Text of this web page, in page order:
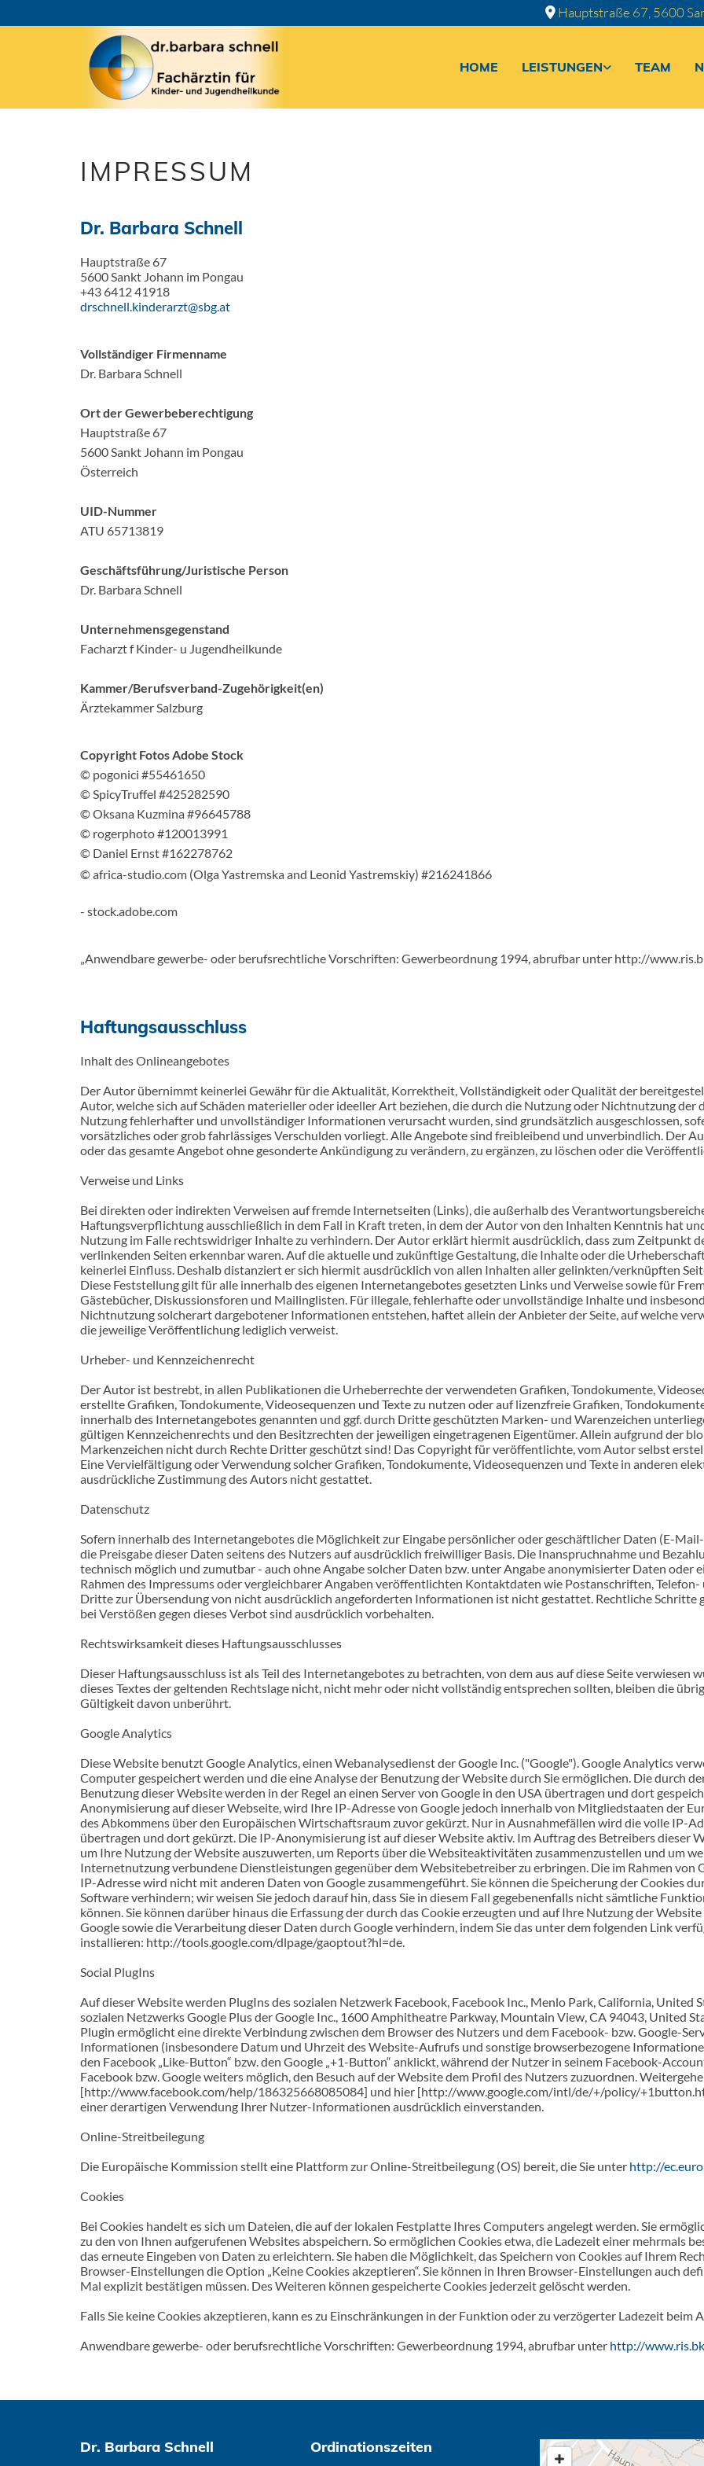
 Hauptstraße 67, 5600
HOME LEISTUNGEN TEAM
IMPRESSUM
Dr. Barbara Schnell
Hauptstraße 67
5600 Sankt Johann im Pongau
+43 6412 41918
drschnell.kinderarzt@sbg.at
Vollständiger Firmenname
Dr. Barbara Schnell
Ort der Gewerbeberechtigung
Hauptstraße 67
5600 Sankt Johann im Pongau
Österreich
UID-Nummer
ATU 65713819
Geschäftsführung/Juristische Person
Dr. Barbara Schnell
Unternehmensgegenstand
Facharzt f Kinder- u Jugendheilkunde
Kammer/Berufsverband-Zugehörigkeit(en)
Ärztekammer Salzburg
Copyright Fotos Adobe Stock
© pogonici #55461650
© SpicyTruffel #425282590
© Oksana Kuzmina #96645788
© rogerphoto #120013991
© Daniel Ernst #162278762
© africa-studio.com (Olga Yastremska and Leonid Yastremskiy) #216241866
- stock.adobe.com
„Anwendbare gewerbe- oder berufsrechtliche Vorschriften: Gewerbeordnung 1994, abrufbar unter http://
Haftungsausschluss
Inhalt des Onlineangebotes
Der Autor übernimmt keinerlei Gewähr für die Aktualität, Korrektheit, Vollständigkeit oder Qualität der
Autor, welche sich auf Schäden materieller oder ideeller Art beziehen, die durch die Nutzung oder Nichtnutzung
Nutzung fehlerhafter und unvollständiger Informationen verursacht wurden, sind grundsätzlich ausgeschlossen,
vorsätzliches oder grob fahrlässiges Verschulden vorliegt. Alle Angebote sind freibleibend und unverbindlich. Der
oder das gesamte Angebot ohne gesonderte Ankündigung zu verändern, zu ergänzen, zu löschen oder die
Verweise und Links
Bei direkten oder indirekten Verweisen auf fremde Internetseiten (Links), die außerhalb des
Haftungsverpflichtung ausschließlich in dem Fall in Kraft treten, in dem der Autor von den Inhalten Kenntnis hat
Nutzung im Falle rechtswidriger Inhalte zu verhindern. Der Autor erklärt hiermit ausdrücklich, dass zum Zeitpunkt
verlinkenden Seiten erkennbar waren. Auf die aktuelle und zukünftige Gestaltung, die Inhalte oder die
keinerlei Einfluss. Deshalb distanziert er sich hiermit ausdrücklich von allen Inhalten aller gelinkten/verknüpften
Diese Feststellung gilt für alle innerhalb des eigenen Internetangebotes gesetzten Links und Verweise sowie für
Gästebücher, Diskussionsforen und Mailinglisten. Für illegale, fehlerhafte oder unvollständige Inhalte und
Nichtnutzung solcherart dargebotener Informationen entstehen, haftet allein der Anbieter der Seite, auf welche
die jeweilige Veröffentlichung lediglich verweist.
Urheber- und Kennzeichenrecht
Der Autor ist bestrebt, in allen Publikationen die Urheberrechte der verwendeten Grafiken, Tondokumente,
erstellte Grafiken, Tondokumente, Videosequenzen und Texte zu nutzen oder auf lizenzfreie Grafiken,
innerhalb des Internetangebotes genannten und ggf. durch Dritte geschützten Marken- und Warenzeichen
gültigen Kennzeichenrechts und den Besitzrechten der jeweiligen eingetragenen Eigentümer. Allein aufgrund der
Markenzeichen nicht durch Rechte Dritter geschützt sind! Das Copyright für veröffentlichte, vom Autor selbst
Eine Vervielfältigung oder Verwendung solcher Grafiken, Tondokumente, Videosequenzen und Texte in anderen
ausdrückliche Zustimmung des Autors nicht gestattet.
Datenschutz
Sofern innerhalb des Internetangebotes die Möglichkeit zur Eingabe persönlicher oder geschäftlicher Daten (E-
die Preisgabe dieser Daten seitens des Nutzers auf ausdrücklich freiwilliger Basis. Die Inanspruchnahme und
technisch möglich und zumutbar - auch ohne Angabe solcher Daten bzw. unter Angabe anonymisierter Daten oder
Rahmen des Impressums oder vergleichbarer Angaben veröffentlichten Kontaktdaten wie Postanschriften,
Dritte zur Übersendung von nicht ausdrücklich angeforderten Informationen ist nicht gestattet. Rechtliche Schritte
bei Verstößen gegen dieses Verbot sind ausdrücklich vorbehalten.
Rechtswirksamkeit dieses Haftungsausschlusses
Dieser Haftungsausschluss ist als Teil des Internetangebotes zu betrachten, von dem aus auf diese Seite verwiesen
dieses Textes der geltenden Rechtslage nicht, nicht mehr oder nicht vollständig entsprechen sollten, bleiben die
Gültigkeit davon unberührt.
Google Analytics
Diese Website benutzt Google Analytics, einen Webanalysedienst der Google Inc. ("Google"). Google Analytics
Computer gespeichert werden und die eine Analyse der Benutzung der Website durch Sie ermöglichen. Die durch
Benutzung dieser Website werden in der Regel an einen Server von Google in den USA übertragen und dort
Anonymisierung auf dieser Webseite, wird Ihre IP-Adresse von Google jedoch innerhalb von Mitgliedstaaten der
des Abkommens über den Europäischen Wirtschaftsraum zuvor gekürzt. Nur in Ausnahmefällen wird die volle IP-
übertragen und dort gekürzt. Die IP-Anonymisierung ist auf dieser Website aktiv. Im Auftrag des Betreibers dieser
um Ihre Nutzung der Website auszuwerten, um Reports über die Websiteaktivitäten zusammenzustellen und um
Internetnutzung verbundene Dienstleistungen gegenüber dem Websitebetreiber zu erbringen. Die im Rahmen
IP-Adresse wird nicht mit anderen Daten von Google zusammengeführt. Sie können die Speicherung der Cookies
Software verhindern; wir weisen Sie jedoch darauf hin, dass Sie in diesem Fall gegebenenfalls nicht sämtliche
können. Sie können darüber hinaus die Erfassung der durch das Cookie erzeugten und auf Ihre Nutzung der
Google sowie die Verarbeitung dieser Daten durch Google verhindern, indem Sie das unter dem folgenden Link
installieren: http://tools.google.com/dlpage/gaoptout?hl=de.
Social PlugIns
Auf dieser Website werden PlugIns des sozialen Netzwerk Facebook, Facebook Inc., Menlo Park, California, United
sozialen Netzwerks Google Plus der Google Inc., 1600 Amphitheatre Parkway, Mountain View, CA 94043, United
Plugin ermöglicht eine direkte Verbindung zwischen dem Browser des Nutzers und dem Facebook- bzw. Google-
Informationen (insbesondere Datum und Uhrzeit des Website-Aufrufs und sonstige browserbezogene
den Facebook „Like-Button“ bzw. den Google „+1-Button“ anklickt, während der Nutzer in seinem Facebook-
Facebook bzw. Google weiters möglich, den Besuch auf der Website dem Profil des Nutzers zuzuordnen.
[http://www.facebook.com/help/186325668085084] und hier [http://www.google.com/intl/de/+/policy/
einer derartigen Verwendung Ihrer Nutzer-Informationen ausdrücklich einverstanden.
Online-Streitbeilegung
Die Europäische Kommission stellt eine Plattform zur Online-Streitbeilegung (OS) bereit, die Sie unter http://
Cookies
Bei Cookies handelt es sich um Dateien, die auf der lokalen Festplatte Ihres Computers angelegt werden. Sie
zu den von Ihnen aufgerufenen Websites abspeichern. So ermöglichen Cookies etwa, die Ladezeit einer mehrmals
das erneute Eingeben von Daten zu erleichtern. Sie haben die Möglichkeit, das Speichern von Cookies auf Ihrem
Browser-Einstellungen die Option „Keine Cookies akzeptieren“. Sie können in Ihren Browser-Einstellungen auch
Mal explizit bestätigen müssen. Des Weiteren können gespeicherte Cookies jederzeit gelöscht werden.
Falls Sie keine Cookies akzeptieren, kann es zu Einschränkungen in der Funktion oder zu verzögerter Ladezeit beim
Anwendbare gewerbe- oder berufsrechtliche Vorschriften: Gewerbeordnung 1994, abrufbar unter http://
Dr. Barbara Schnell Ordinationszeiten